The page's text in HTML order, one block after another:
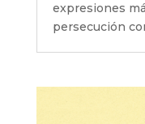
expresiones
persecución